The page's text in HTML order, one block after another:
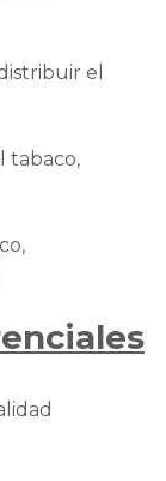
el
tabaco,